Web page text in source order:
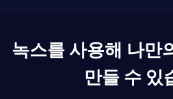
녹스를 사용해 나만
만들 수 있